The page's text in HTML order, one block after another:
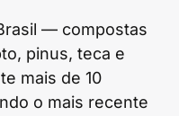
— compostas
pinus, teca e
mais de 10
o mais recente